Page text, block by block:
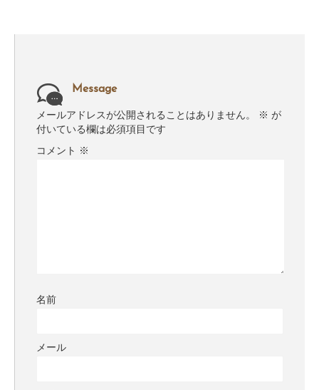
Message
メールアドレスが公開されることはありません。 ※ が
付いている欄は必須項目です
コメント ※
名前
メール